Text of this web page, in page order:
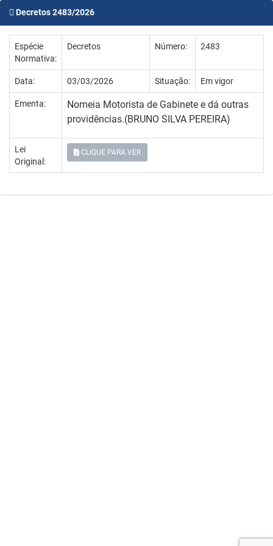
Decretos 2483/2026
Espécie
Normativa:
Decretos Número: 2483
Data: 03/03/2026 Situação: Em vigor
Ementa:
Nomeia Motorista de Gabinete e dá outras
providências.(BRUNO SILVA PEREIRA)
Lei
Original:
CLIQUE PARA VER